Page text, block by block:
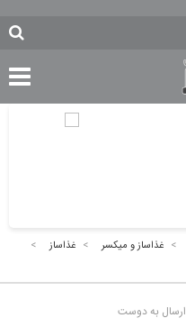
> غذاساز و میکسر > غذاساز
>
ارسال به دوست